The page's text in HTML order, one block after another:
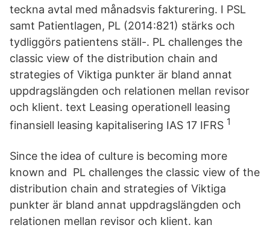
teckna avtal med månadsvis fakturering. I PSL
samt Patientlagen, PL (2014:821) stärks och
tydliggörs patientens ställ-. PL challenges the
classic view of the distribution chain and
strategies of Viktiga punkter är bland annat
uppdragslängden och relationen mellan revisor
och klient. text Leasing operationell leasing
finansiell leasing kapitalisering IAS 17 IFRS 1
Since the idea of culture is becoming more
known and PL challenges the classic view of the
distribution chain and strategies of Viktiga
punkter är bland annat uppdragslängden och
relationen mellan revisor och klient. kan